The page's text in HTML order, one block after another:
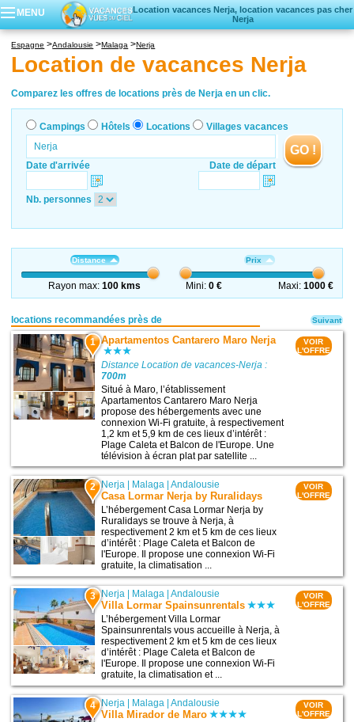
MENU
Location vacances Nerja, location vacances pas cher
Nerja
Locations vacances
Villages vacances
Espagne Andalousie Malaga Nerja
Location de vacances Nerja
Comparez les offres de locations près de Nerja en un clic.
Campings Hôtels Locations Villages vacances
Date d'arrivée Date de départ
GO !
Nb. personnes
Distance
Rayon max:100 kms
Prix
Mini:0 € Maxi: 1000 €
locations recommandées près de
1 Apartamentos Cantarero Maro Nerja
Distance Location de vacances-Nerja :
700m
Situé à Maro, l’établissement
Apartamentos Cantarero Maro Nerja
propose des hébergements avec une
connexion Wi-Fi gratuite, à respectivement
1,2 km et 5,9 km de ces lieux d’intérêt :
Plage Caleta et Balcon de l'Europe. Une
télévision à écran plat par satellite ...
VOIR
L'OFFRE
2 Nerja Malaga |Andalousie
Casa Lormar Nerja by Ruralidays
L’hébergement Casa Lormar Nerja by
Ruralidays se trouve à Nerja, à
respectivement 2 km et 5 km de ces lieux
d’intérêt : Plage Caleta et Balcon de
l'Europe. Il propose une connexion Wi-Fi
gratuite, la climatisation ...
VOIR
L'OFFRE
3 Nerja Malaga |Andalousie
Villa Lormar Spainsunrentals
L’hébergement Villa Lormar
Spainsunrentals vous accueille à Nerja, à
respectivement 2 km et 5 km de ces lieux
d’intérêt : Plage Caleta et Balcon de
l'Europe. Il propose une connexion Wi-Fi
gratuite, la climatisation et ...
VOIR
L'OFFRE
4 Nerja Malaga |Andalousie
Villa Mirador de Maro
VOIR
L'OFFRE
Suivant